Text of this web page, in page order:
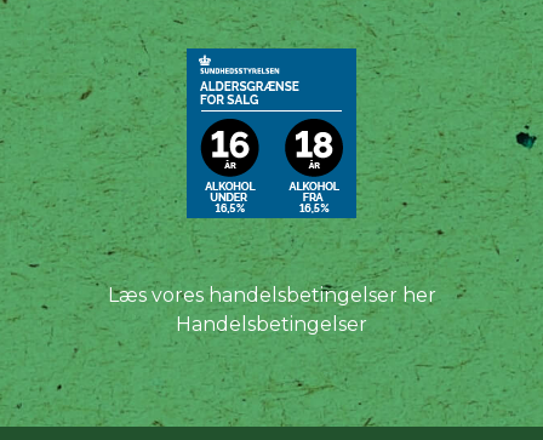
Læs vores handelsbetingelser her
Handelsbetingelser